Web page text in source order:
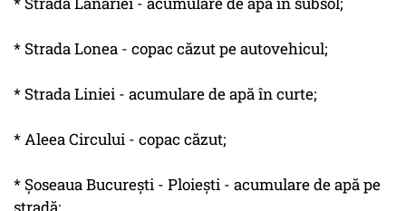
* Strada Lonea - copac căzut pe autovehicul;
* Strada Liniei - acumulare de apă în curte;
* Aleea Circului - copac căzut;
* Şoseaua Bucureşti - Ploieşti - acumulare de apă pe